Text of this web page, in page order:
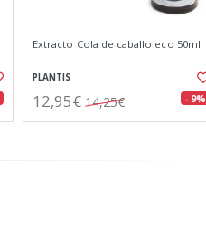
Extracto Cola de caballo eco 50ml
PLANTIS
12,95€ 14,25€ - 9%